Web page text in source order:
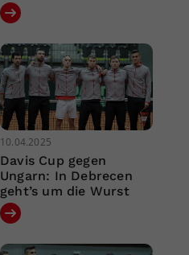
10.04.2025
Davis Cup gegen
Ungarn: In Debrecen
geht’s um die Wurst